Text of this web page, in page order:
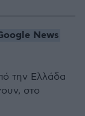
News
την Ελλάδα
στο